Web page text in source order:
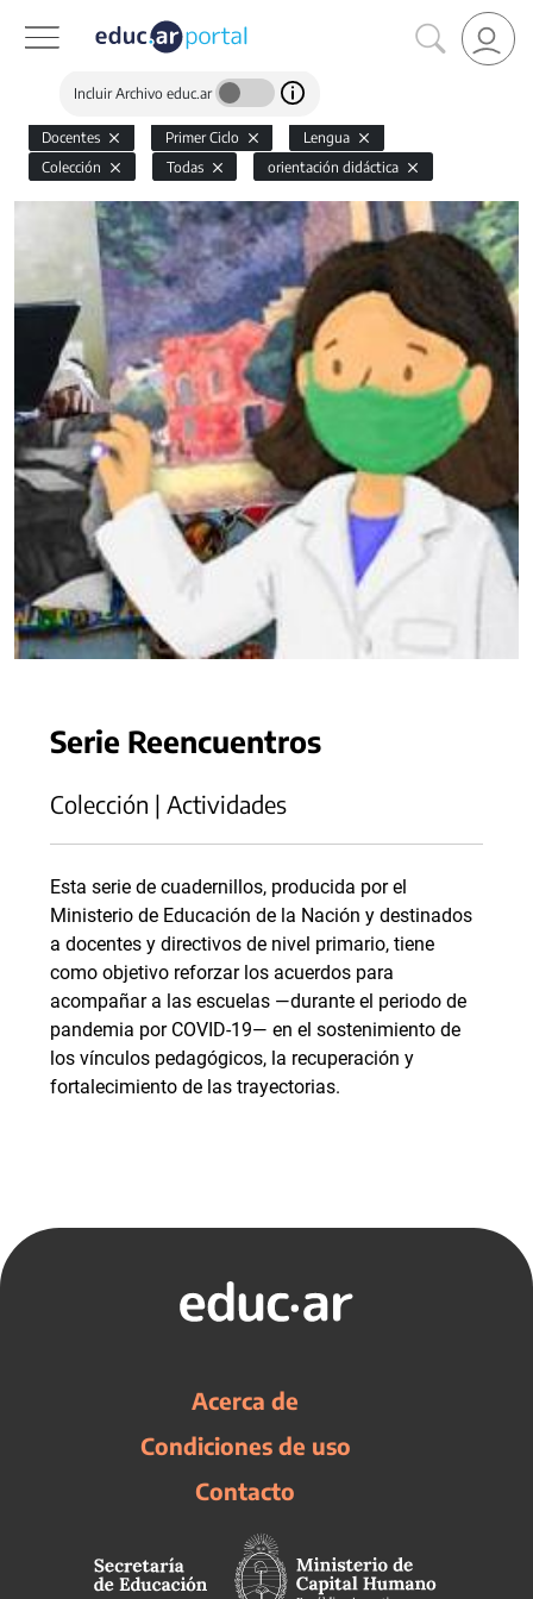
Incluir Archivo educ.ar
Docentes Primer Ciclo
Lengua
Colección
Todas orientación didáctica
Serie Reencuentros
Colección | Actividades
Esta serie de cuadernillos, producida por el
Ministerio de Educación de la Nación y destinados
a docentes y directivos de nivel primario, tiene
como objetivo reforzar los acuerdos para
acompañar a las escuelas —durante el periodo de
pandemia por COVID-19— en el sostenimiento de
los vínculos pedagógicos, la recuperación y
fortalecimiento de las trayectorias.
Acerca de
Condiciones de uso
Contacto